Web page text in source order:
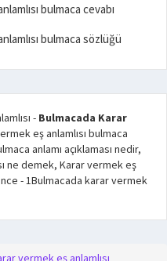
bulmaca cevabı
bulmaca sözlüğü
- Bulmacada Karar
eş anlamlısı bulmaca
anlamı açıklaması nedir,
ne demek, Karar vermek eş
-1Bulmacada karar vermek
vermek eş anlamlısı